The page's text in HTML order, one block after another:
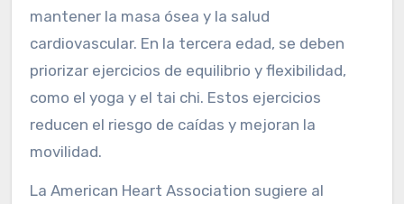
resistencia. Estas actividades promueven la
salud ósea y la socialización.
Durante la adultez, es importante incluir
entrenamiento de fuerza y ejercicios
cardiovasculares. Estos ejercicios ayudan a
cardiovascular. En la tercera edad, se deben